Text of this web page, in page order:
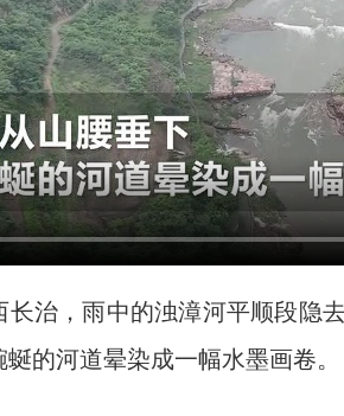
，雨中的浊漳河平顺段隐去
的河道晕染成一幅水墨画卷。